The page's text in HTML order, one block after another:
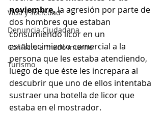
Vida y sociedad
Denuncia Ciudadana
Conflicto armado interno
Turismo
noviembre, la agresión por parte de
dos hombres que estaban
consumiendo licor en un
establecimiento comercial a la
persona que les estaba atendiendo,
luego de que éste les increpara al
descubrir que uno de ellos intentaba
sustraer una botella de licor que
estaba en el mostrador.